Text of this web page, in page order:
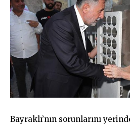
Bayraklı’nın sorunlarını